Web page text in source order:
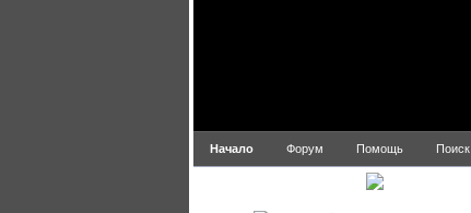
Начало Форум Помощь Поиск